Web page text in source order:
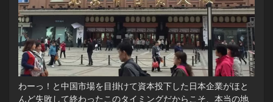
わーっ！と中国市場を目掛けて資本投下した日本企業がほと
んど失敗して終わったこのタイミングだからこそ、本当の地